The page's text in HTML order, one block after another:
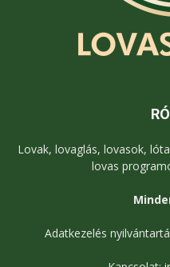
Lovak, lovaglás, lovasok,
lovas
Adatkezelés